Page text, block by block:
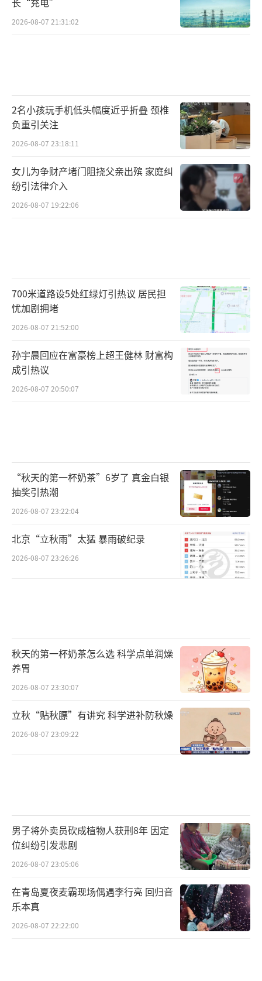
2026-08-07 21:31:02
2名小孩玩手机低头幅度近乎折叠 颈椎
负重引关注
2026-08-07 23:18:11
女儿为争财产堵门阻挠父亲出殡 家庭纠
纷引法律介入
2026-08-07 19:22:06
700米道路设5处红绿灯引热议 居民担
忧加剧拥堵
2026-08-07 21:52:00
孙宇晨回应在富豪榜上超王健林 财富构
成引热议
2026-08-07 20:50:07
“秋天的第一杯奶茶”6岁了 真金白银
抽奖引热潮
2026-08-07 23:22:04
北京“立秋雨”太猛 暴雨破纪录
2026-08-07 23:26:26
秋天的第一杯奶茶怎么选 科学点单润燥
养胃
2026-08-07 23:30:07
立秋“贴秋膘”有讲究 科学进补防秋燥
2026-08-07 23:09:22
男子将外卖员砍成植物人获刑8年 因定
位纠纷引发悲剧
2026-08-07 23:05:06
在青岛夏夜麦霸现场偶遇李行亮 回归音
乐本真
2026-08-07 22:22:00